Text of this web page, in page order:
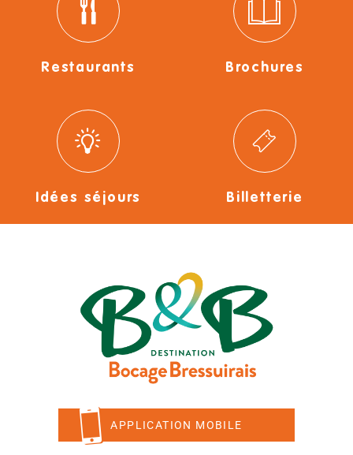
Restaurants Brochures
Idées séjours Billetterie
APPLICATION MOBILE